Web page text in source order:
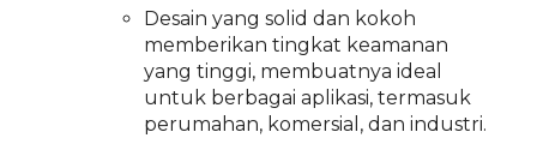
Desain yang solid dan kokoh
memberikan tingkat keamanan
yang tinggi, membuatnya ideal
untuk berbagai aplikasi, termasuk
perumahan, komersial, dan industri.